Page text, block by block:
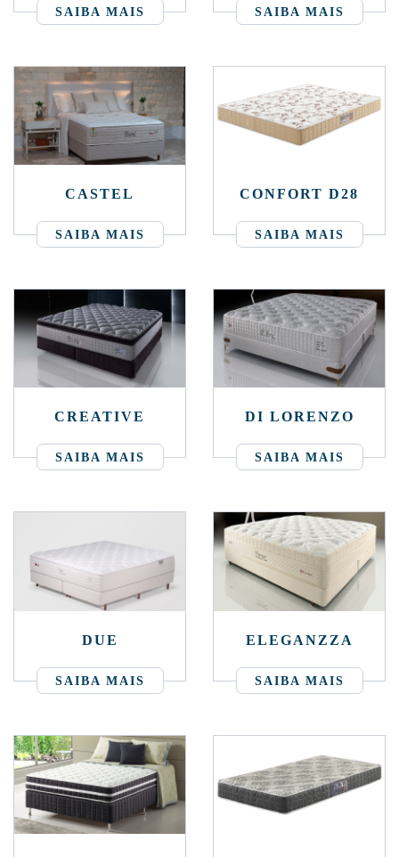
SAIBA MAIS SAIBA MAIS
CASTEL
SAIBA MAIS
CONFORT D28
SAIBA MAIS
CREATIVE
SAIBA MAIS
DI LORENZO
SAIBA MAIS
DUE
SAIBA MAIS
ELEGANZZA
SAIBA MAIS